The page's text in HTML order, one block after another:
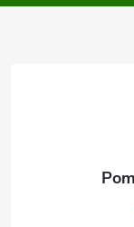
a